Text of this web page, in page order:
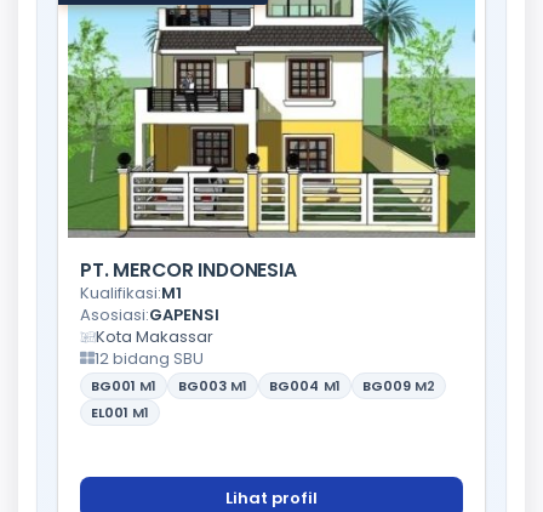
PT. MERCOR INDONESIA
Kualifikasi:M1
Asosiasi:GAPENSI
Kota Makassar
12 bidang SBU
BG001 M1 BG003 M1 BG004 M1 BG009 M2
EL001 M1
Lihat profil